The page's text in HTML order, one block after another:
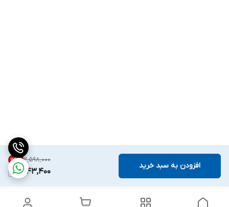
۲٬۵۹۸٬۰۰۰ 36%
1,643,400
افزودن به سبد خرید